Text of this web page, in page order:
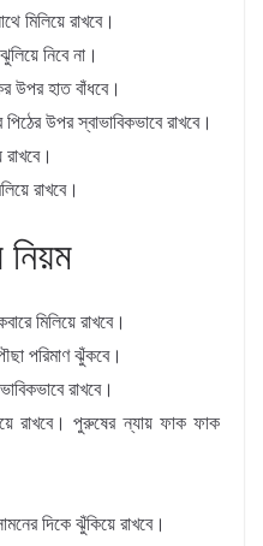
মিলিয়ে রাখবে।
নিবে না।
উপর হাত বাঁধবে।
উপর স্বাভাবিকভাবে রাখবে।
রাখবে।
নিয়ম
মিলিয়ে রাখবে।
পরিমাণ ঝুঁকবে।
রাখবে।
রাখবে। পুরুষের ন্যায় ফাক ফাক
দিকে ঝুঁকিয়ে রাখবে।